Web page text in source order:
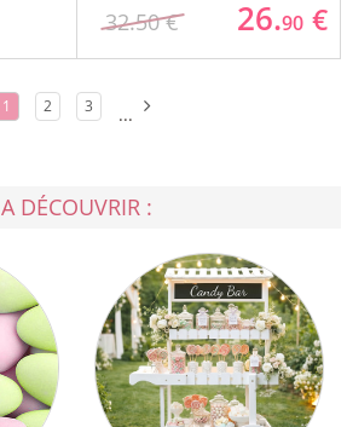
32.50 € 26.90 €
1 2 3 ...
A DÉCOUVRIR :